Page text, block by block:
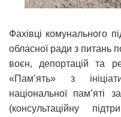
Фахівці комунального
обласної ради з питань
воєн, депортацій та
«Пам’ять» з
національної пам’яті
(консультаційну